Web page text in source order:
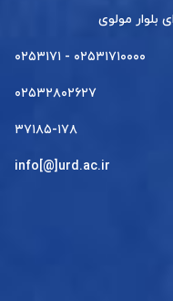
بلوار مولوی
۰۲۵۳۱۷۱۰۰۰۰ - ۰۲۵۳۱۷۱
۰۲۵۳۲۸۰۲۶۲۷
۳۷۱۸۵-۱۷۸
info[@]urd.ac.ir